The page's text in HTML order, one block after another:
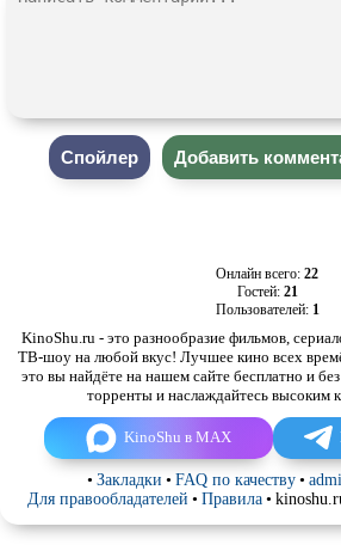
Онлайн всего: 22
Гостей: 21
Пользователей: 1
KinoShu.ru - это разнообразие фильмов,
ТВ-шоу на любой вкус! Лучшее кино всех
это вы найдёте на нашем сайте бесплатно и
торренты и наслаждайтесь высоким
KinoShu в MAX
• Закладки • FAQ по качеству •
Для правообладателей • Правила •